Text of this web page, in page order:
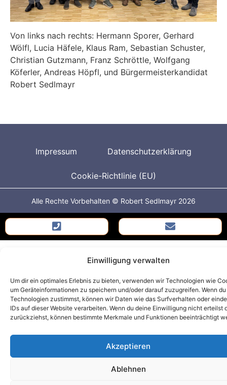
Einwilligung verwalten
Um dir ein optimales Erlebnis zu bieten, verwenden wir Technologien wie
um Geräteinformationen zu speichern und/oder darauf zuzugreifen. Wenn
Technologien zustimmst, können wir Daten wie das Surfverhalten oder
IDs auf dieser Website verarbeiten. Wenn du deine Einwilligung nicht erteilst
zurückziehst, können bestimmte Merkmale und Funktionen beeinträchtigt
Akzeptieren
Ablehnen
Von links nach rechts: Hermann Sporer, Gerhard
Wölfl, Lucia Häfele, Klaus Ram, Sebastian Schuster,
Christian Gutzmann, Franz Schröttle, Wolfgang
Köferler, Andreas Höpfl, und Bürgermeisterkandidat
Robert Sedlmayr
Impressum Datenschutzerklärung
Cookie-Richtlinie (EU)
Alle Rechte Vorbehalten © Robert Sedlmayr 2026